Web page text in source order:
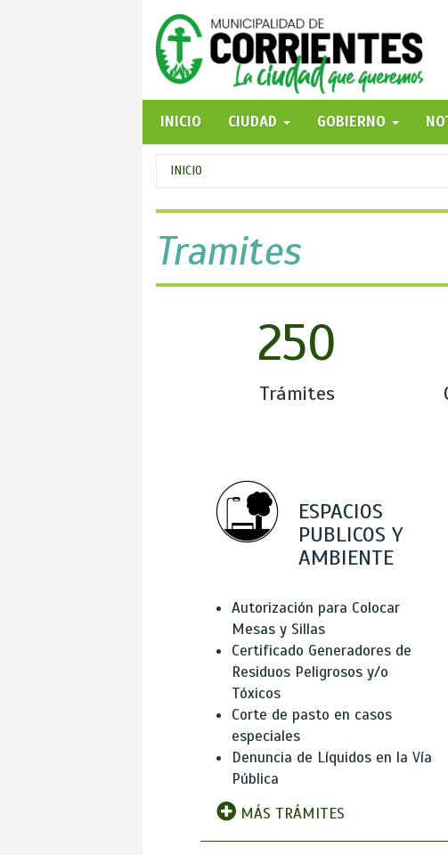
INICIO
CIUDAD GOBIERNO
Se
encuentra
usted
aquí
INICIO
Tramites
250
Trámites
ESPACIOS
PUBLICOS Y
AMBIENTE
Autorización para Colocar
Mesas y Sillas
Certificado Generadores de
Residuos Peligrosos y/o
Tóxicos
Corte de pasto en casos
especiales
Denuncia de Líquidos en la Vía
Pública
MÁS TRÁMITES